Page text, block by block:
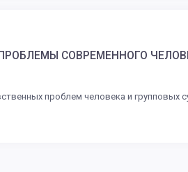
СОВРЕМЕННОГО
проблем человека и